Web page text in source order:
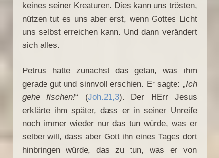
keines seiner Kreaturen. Dies kann uns trösten,
nützen tut es uns aber erst, wenn Gottes Licht
uns selbst erreichen kann. Und dann verändert
sich alles.
Petrus hatte zunächst das getan, was ihm
gerade gut und sinnvoll erschien. Er sagte: „Ich
gehe fischen!“ (Joh.21,3). Der HErr Jesus
erklärte ihm später, dass er in seiner Unreife
noch immer wieder nur das tun würde, was er
selber will, dass aber Gott ihn eines Tages dort
hinbringen würde, das zu tun, was er von